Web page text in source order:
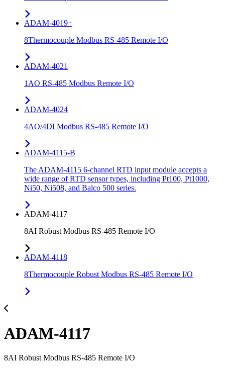
ADAM-4019+
8Thermocouple Modbus RS-485 Remote I/O
ADAM-4021
1AO RS-485 Modbus Remote I/O
ADAM-4024
4AO/4DI Modbus RS-485 Remote I/O
ADAM-4115-B
The ADAM-4115 6-channel RTD input module accepts a
wide range of RTD sensor types, including Pt100, Pt1000,
Ni50, Ni508, and Balco 500 series.
ADAM-4117
8AI Robust Modbus RS-485 Remote I/O
ADAM-4118
8Thermocouple Robust Modbus RS-485 Remote I/O
ADAM-4117
8AI Robust Modbus RS-485 Remote I/O